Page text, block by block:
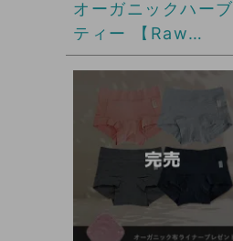
オーガニックハーブ
ティー 【Raw
Botanica】 Sweet